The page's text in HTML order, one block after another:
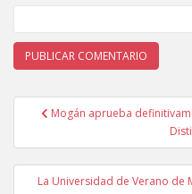
Navegación de
Mogán aprueba
La Universidad de Verano de